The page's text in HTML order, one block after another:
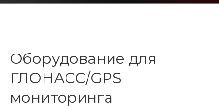
Оборудование для
ГЛОНАСС/GPS
мониторинга